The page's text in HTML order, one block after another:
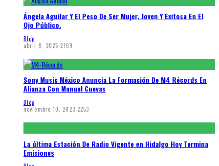
Ángela Aguilar Y El Peso De Ser Mujer, Joven Y Exitosa En El
Ojo Público.
Blog
abril 9, 2025 2109
Sony Music México Anuncia La Formación De M4 Récords En
Alianza Con Manuel Cuevas
Blog
noviembre 10, 2023 2253
La última Estación De Radio Vigente en Hidalgo Hoy Termina
Emisiones